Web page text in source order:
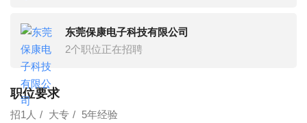
东莞保康电子科技有限公司
2个职位正在招聘
职位要求
招1人 大专 5年经验